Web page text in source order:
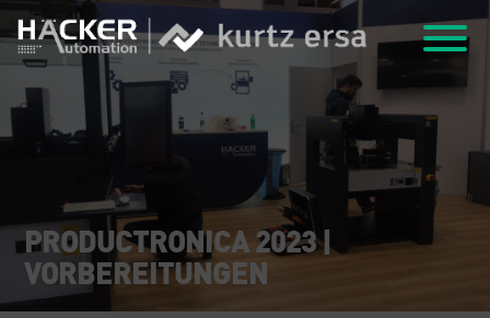
PRODUCTRONICA 2023 |
VORBEREITUNGEN